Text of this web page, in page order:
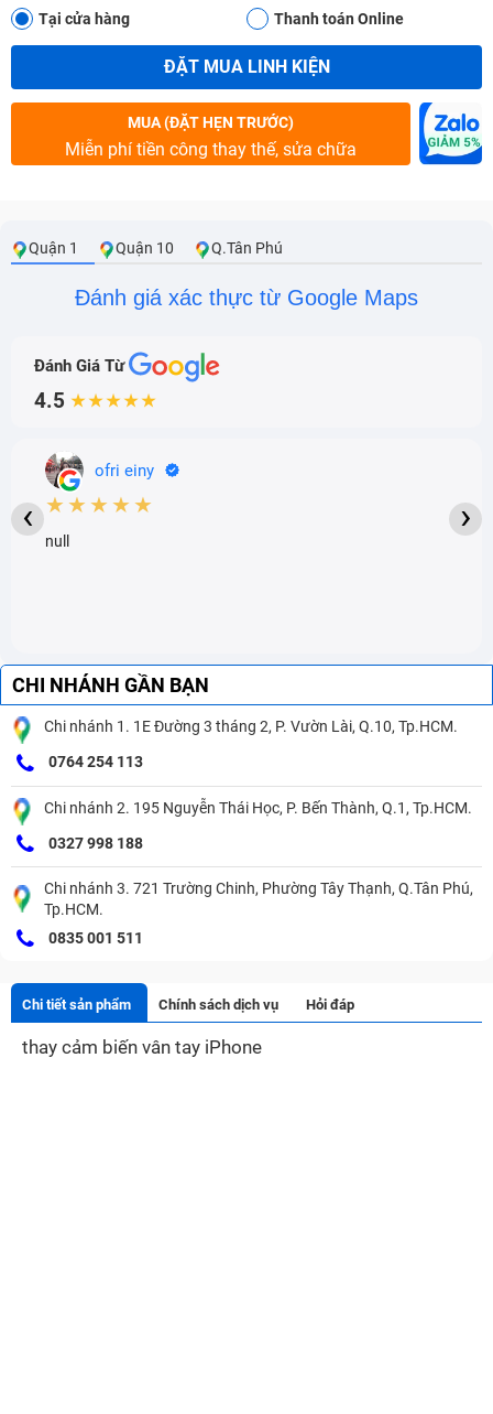
Tại cửa hàng Thanh toán Online
ĐẶT MUA LINH KIỆN
MUA (ĐẶT HẸN TRƯỚC)
Miễn phí tiền công thay thế, sửa chữa
Quận 1 Quận 10 Q.Tân Phú
Đánh giá xác thực từ Google Maps
Đánh Giá Từ
4.5 ★★★★★
ofri einy
★★★★★
null
‹ ›
CHI NHÁNH GẦN BẠN
Chi nhánh 1. 1E Đường 3 tháng 2, P. Vườn Lài, Q.10, Tp.HCM.
0764 254 113
Chi nhánh 2. 195 Nguyễn Thái Học, P. Bến Thành, Q.1, Tp.HCM.
0327 998 188
Chi nhánh 3. 721 Trường Chinh, Phường Tây Thạnh, Q.Tân Phú,
Tp.HCM.
0835 001 511
Chi tiết sản phẩm Chính sách dịch vụ Hỏi đáp
thay cảm biến vân tay iPhone